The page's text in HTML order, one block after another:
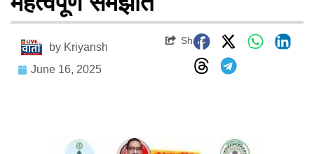
by Kriyansh
June 16, 2025
Share